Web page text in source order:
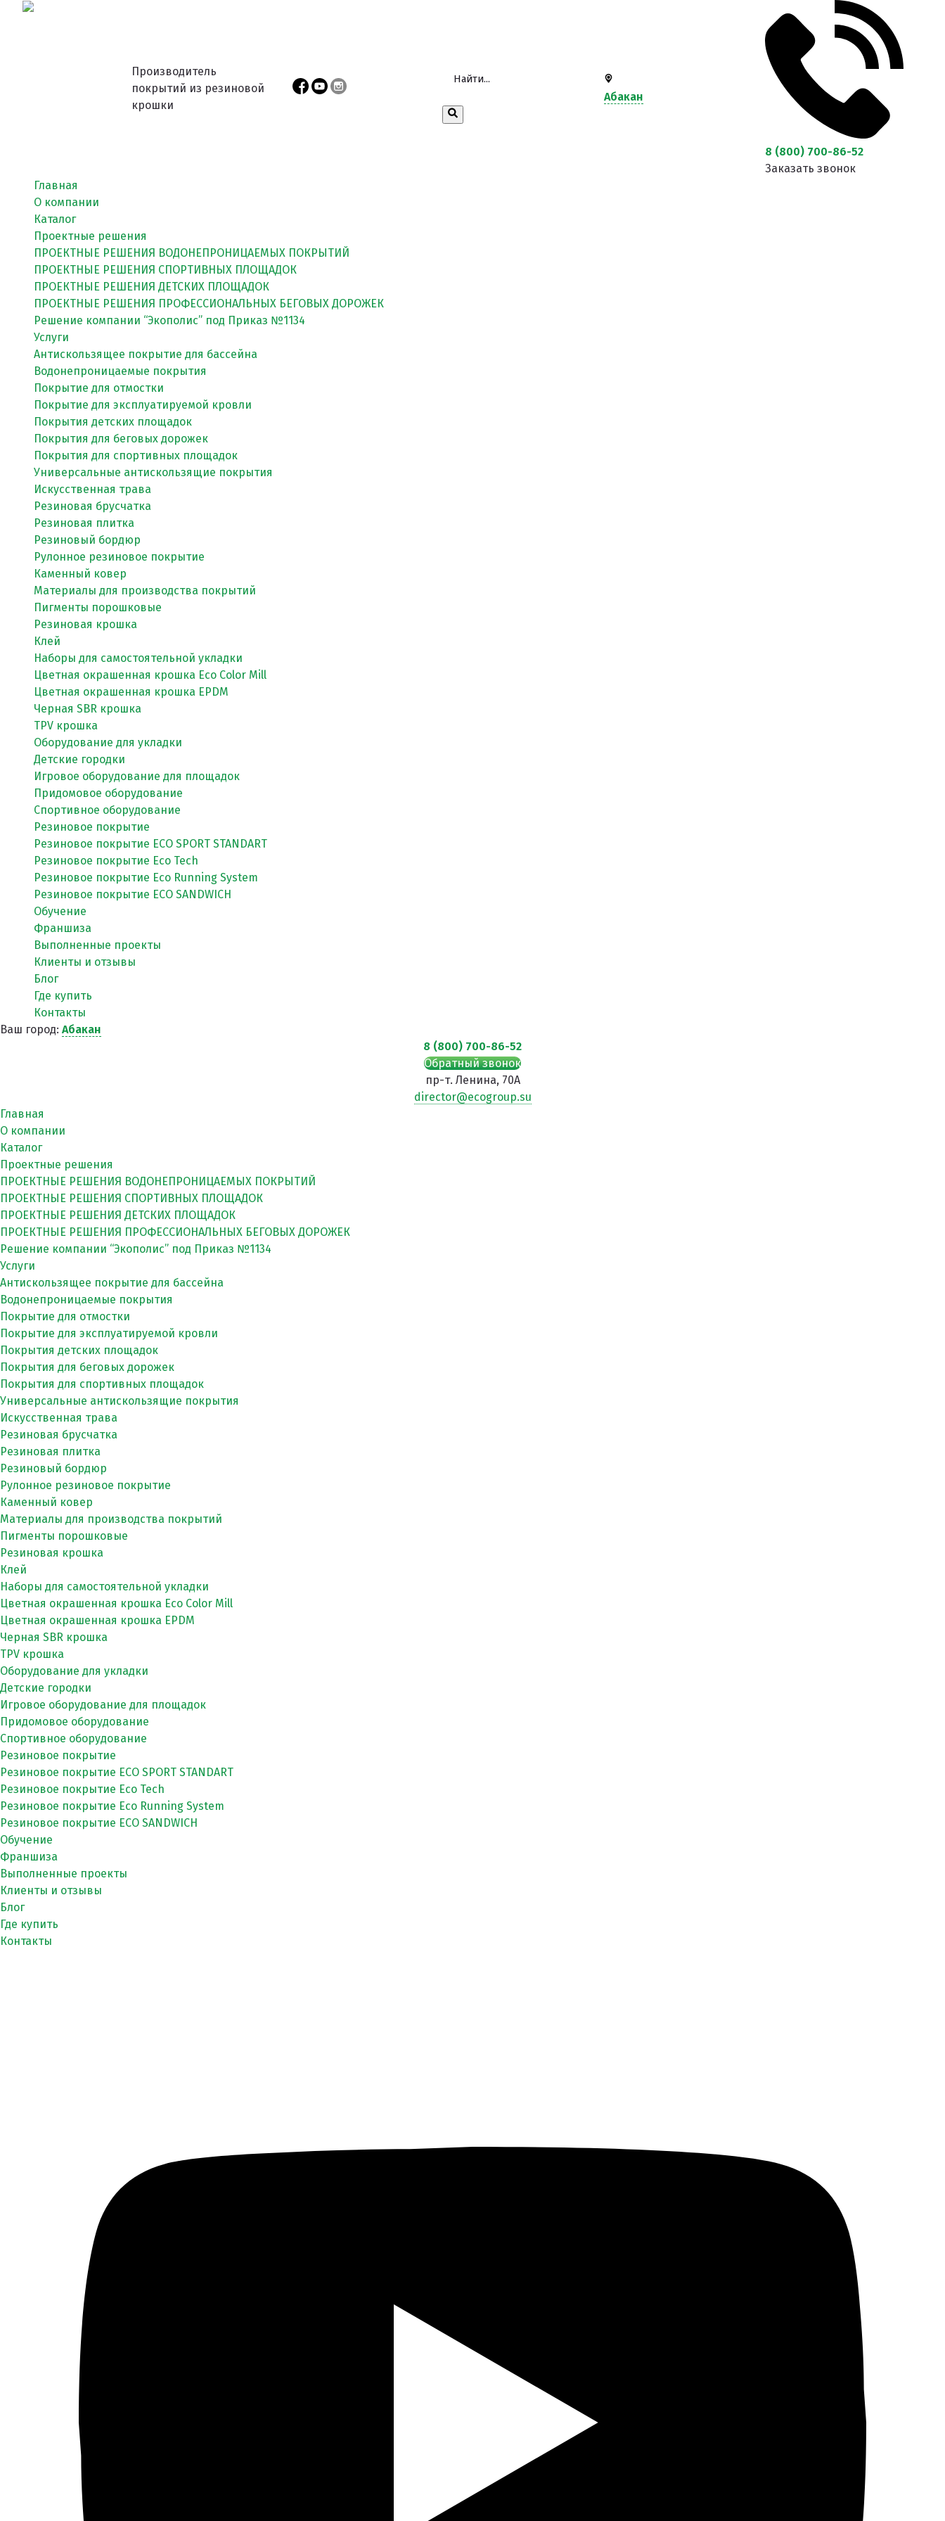
Производитель
покрытий из резиновой
крошки
Абакан
8 (800) 700-86-52
Заказать звонок
Главная
О компании
Каталог
Проектные решения
ПРОЕКТНЫЕ РЕШЕНИЯ ВОДОНЕПРОНИЦАЕМЫХ ПОКРЫТИЙ
ПРОЕКТНЫЕ РЕШЕНИЯ СПОРТИВНЫХ ПЛОЩАДОК
ПРОЕКТНЫЕ РЕШЕНИЯ ДЕТСКИХ ПЛОЩАДОК
ПРОЕКТНЫЕ РЕШЕНИЯ ПРОФЕССИОНАЛЬНЫХ БЕГОВЫХ ДОРОЖЕК
Решение компании “Экополис” под Приказ №1134
Услуги
Антискользящее покрытие для бассейна
Водонепроницаемые покрытия
Покрытие для отмостки
Покрытие для эксплуатируемой кровли
Покрытия детских площадок
Покрытия для беговых дорожек
Покрытия для спортивных площадок
Универсальные антискользящие покрытия
Искусственная трава
Резиновая брусчатка
Резиновая плитка
Резиновый бордюр
Рулонное резиновое покрытие
Каменный ковер
Материалы для производства покрытий
Пигменты порошковые
Резиновая крошка
Клей
Наборы для самостоятельной укладки
Цветная окрашенная крошка Eco Color Mill
Цветная окрашенная крошка EPDM
Черная SBR крошка
TPV крошка
Оборудование для укладки
Детские городки
Игровое оборудование для площадок
Придомовое оборудование
Спортивное оборудование
Резиновое покрытие
Резиновое покрытие ECO SPORT STANDART
Резиновое покрытие Eco Tech
Резиновое покрытие Eco Running System
Резиновое покрытие ECO SANDWICH
Обучение
Франшиза
Выполненные проекты
Клиенты и отзывы
Блог
Где купить
Контакты
Ваш город: Абакан
8 (800) 700-86-52
Обратный звонок
пр-т. Ленина, 70А
director@ecogroup.su
Главная
О компании
Каталог
Проектные решения
ПРОЕКТНЫЕ РЕШЕНИЯ ВОДОНЕПРОНИЦАЕМЫХ ПОКРЫТИЙ
ПРОЕКТНЫЕ РЕШЕНИЯ СПОРТИВНЫХ ПЛОЩАДОК
ПРОЕКТНЫЕ РЕШЕНИЯ ДЕТСКИХ ПЛОЩАДОК
ПРОЕКТНЫЕ РЕШЕНИЯ ПРОФЕССИОНАЛЬНЫХ БЕГОВЫХ ДОРОЖЕК
Решение компании “Экополис” под Приказ №1134
Услуги
Антискользящее покрытие для бассейна
Водонепроницаемые покрытия
Покрытие для отмостки
Покрытие для эксплуатируемой кровли
Покрытия детских площадок
Покрытия для беговых дорожек
Покрытия для спортивных площадок
Универсальные антискользящие покрытия
Искусственная трава
Резиновая брусчатка
Резиновая плитка
Резиновый бордюр
Рулонное резиновое покрытие
Каменный ковер
Материалы для производства покрытий
Пигменты порошковые
Резиновая крошка
Клей
Наборы для самостоятельной укладки
Цветная окрашенная крошка Eco Color Mill
Цветная окрашенная крошка EPDM
Черная SBR крошка
TPV крошка
Оборудование для укладки
Детские городки
Игровое оборудование для площадок
Придомовое оборудование
Спортивное оборудование
Резиновое покрытие
Резиновое покрытие ECO SPORT STANDART
Резиновое покрытие Eco Tech
Резиновое покрытие Eco Running System
Резиновое покрытие ECO SANDWICH
Обучение
Франшиза
Выполненные проекты
Клиенты и отзывы
Блог
Где купить
Контакты